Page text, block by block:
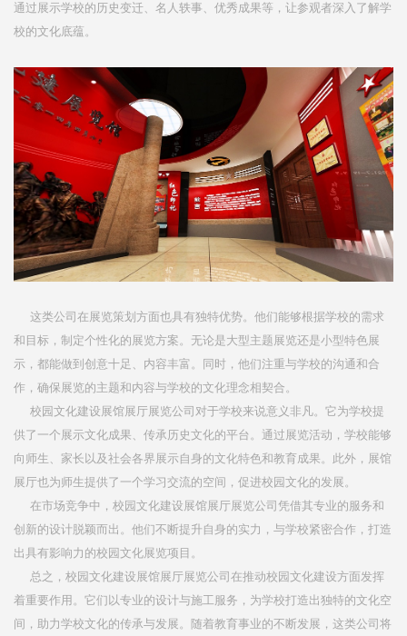
通过展示学校的历史变迁、名人轶事、优秀成果等，让参观者深入了解学
校的文化底蕴。
这类公司在展览策划方面也具有独特优势。他们能够根据学校的需求
和目标，制定个性化的展览方案。无论是大型主题展览还是小型特色展
示，都能做到创意十足、内容丰富。同时，他们注重与学校的沟通和合
作，确保展览的主题和内容与学校的文化理念相契合。
校园文化建设展馆展厅展览公司对于学校来说意义非凡。它为学校提
供了一个展示文化成果、传承历史文化的平台。通过展览活动，学校能够
向师生、家长以及社会各界展示自身的文化特色和教育成果。此外，展馆
展厅也为师生提供了一个学习交流的空间，促进校园文化的发展。
在市场竞争中，校园文化建设展馆展厅展览公司凭借其专业的服务和
创新的设计脱颖而出。他们不断提升自身的实力，与学校紧密合作，打造
出具有影响力的校园文化展览项目。
总之，校园文化建设展馆展厅展览公司在推动校园文化建设方面发挥
着重要作用。它们以专业的设计与施工服务，为学校打造出独特的文化空
间，助力学校文化的传承与发展。随着教育事业的不断发展，这类公司将